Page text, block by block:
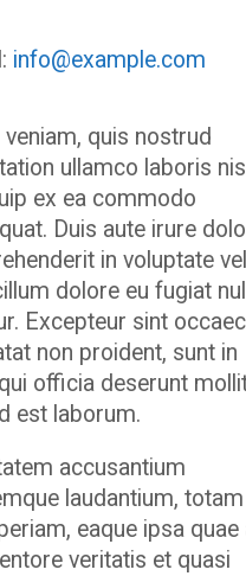
info@example.com
veniam, quis nostrud
ullamco laboris
ex ea commodo
Duis aute irure
in voluptate
dolore eu fugiat
Excepteur sint
non proident, sunt in
officia deserunt
est laborum.
accusantium
laudantium, totam
eaque ipsa quae
veritatis et quasi